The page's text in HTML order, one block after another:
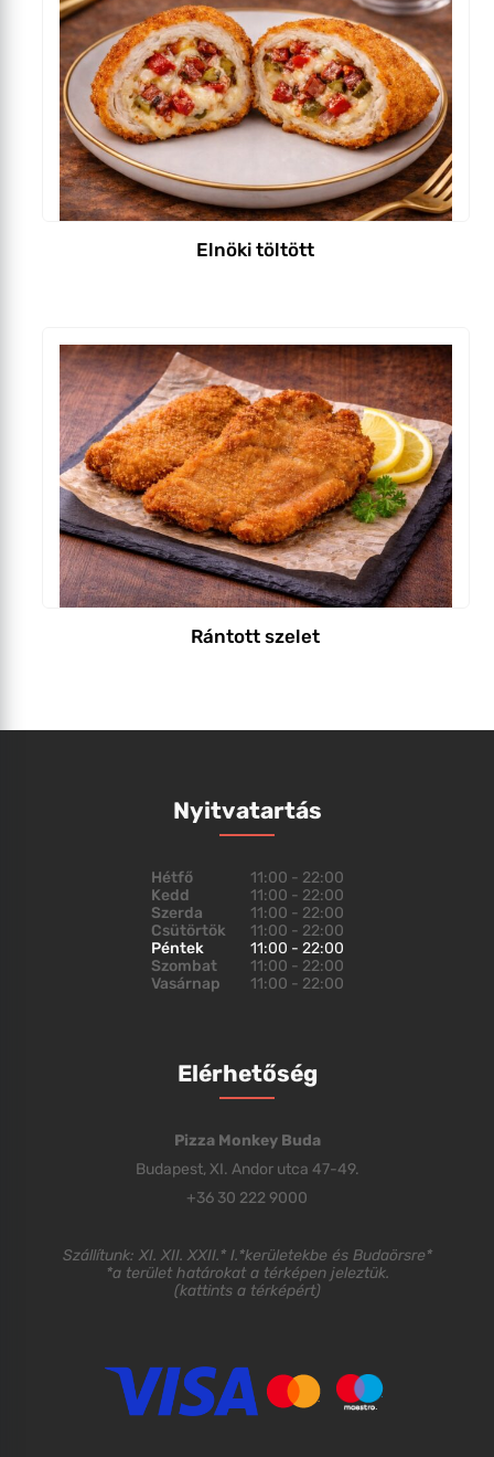
Elnöki töltött
Rántott szelet
Nyitvatartás
Hétfő
11:00 - 22:00
Kedd
11:00 - 22:00
Szerda
11:00 - 22:00
Csütörtök
11:00 - 22:00
Péntek
11:00 - 22:00
Szombat
11:00 - 22:00
Vasárnap
11:00 - 22:00
Elérhetőség
Pizza Monkey Buda
Budapest, XI. Andor utca 47-49.
+36 30 222 9000
Szállítunk: XI. XII. XXII.* I.*kerületekbe és Budaörsre*
*a terület határokat a térképen jeleztük.
(kattints a térképért)